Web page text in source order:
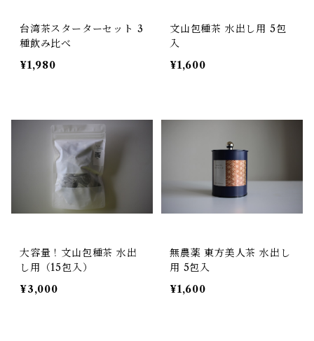
台湾茶スターターセット 3
種飲み比べ
¥1,980
文山包種茶 水出し用 5包
入
¥1,600
大容量！文山包種茶 水出
し用（15包入）
¥3,000
無農薬 東方美人茶 水出し
用 5包入
¥1,600